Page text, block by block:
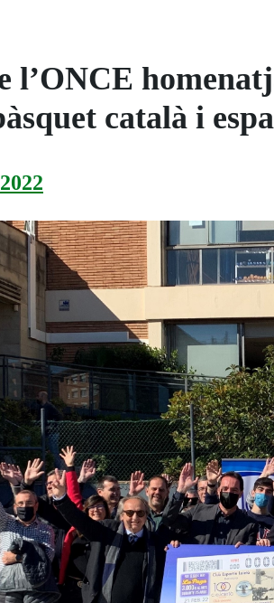
l’ONCE
català i